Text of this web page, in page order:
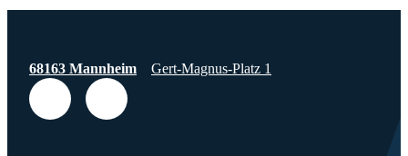
68163 Mannheim Gert-Magnus-Platz 1